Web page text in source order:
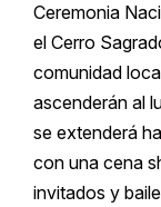
Ceremonia
el Cerro
comunidad
ascenderán al
se extenderá
con una cena
invitados y